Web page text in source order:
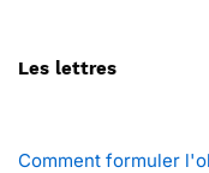
Les lettres
Comment formuler